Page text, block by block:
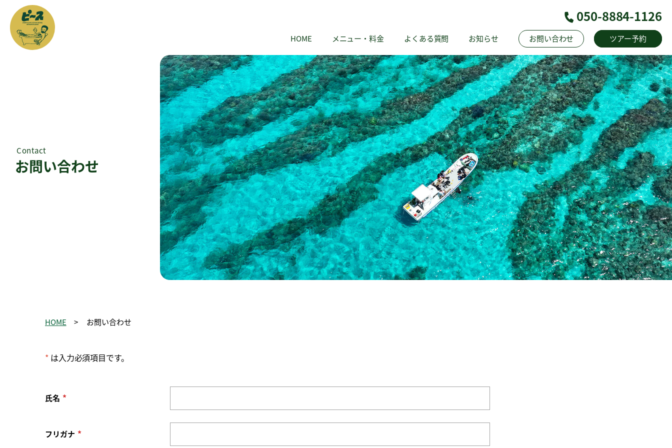
050-8884-1126
HOME メニュー・料金 よくある質問 お知らせ お問い合わせ ツアー予約
お問い合わせ
HOME お問い合わせ
*は入力必須項目です。
氏名 *
フリガナ *